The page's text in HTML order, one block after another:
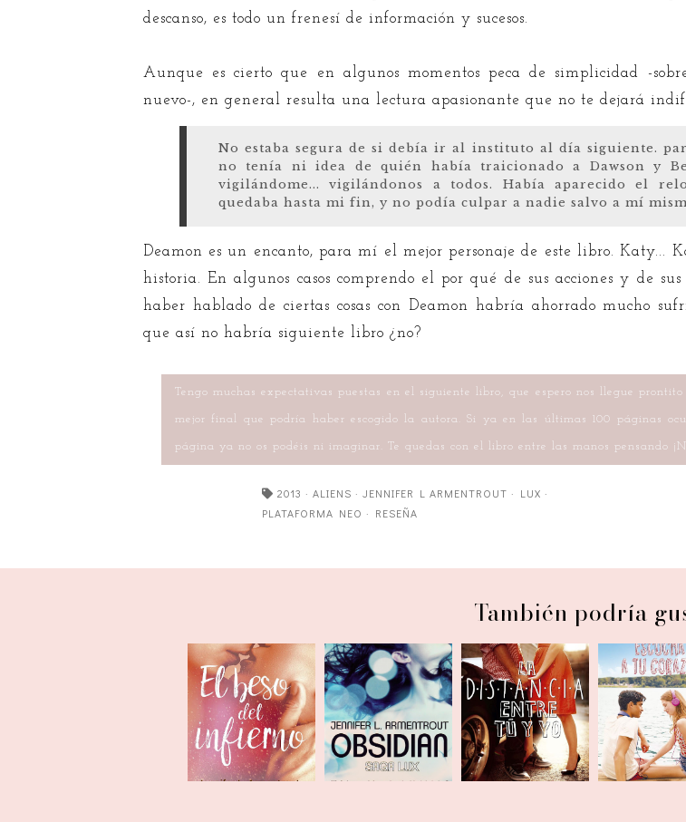
descanso, es todo un frenesí de información y sucesos.
Aunque es cierto que en algunos momentos peca de simplicidad -
nuevo-, en general resulta una lectura apasionante que no te dejará
No estaba segura de si debía ir al instituto al día siguiente.
no tenía ni idea de quién había traicionado a Dawson y
vigilándome... vigilándonos a todos. Había aparecido el
quedaba hasta mi fin, y no podía culpar a nadie salvo a mí
Deamon es un encanto, para mí el mejor personaje de este libro. Katy...
historia. En algunos casos comprendo el por qué de sus acciones y de
haber hablado de ciertas cosas con Deamon habría ahorrado mucho
que así no habría siguiente libro ¿no?
Tengo muchas expectativas puestas en el siguiente libro, que espero nos llegue
mejor final que podría haber escogido la autora. Si ya en las últimas 100 páginas
página ya no os podéis ni imaginar. Te quedas con el libro entre las manos pensando
2013 ·ALIENS ·JENNIFER L ARMENTROUT · LUX ·
PLATAFORMA NEO · RESEÑA
También podría
El beso del
infierno
Obsidian
La distancia
entre tú y yo
Escucha